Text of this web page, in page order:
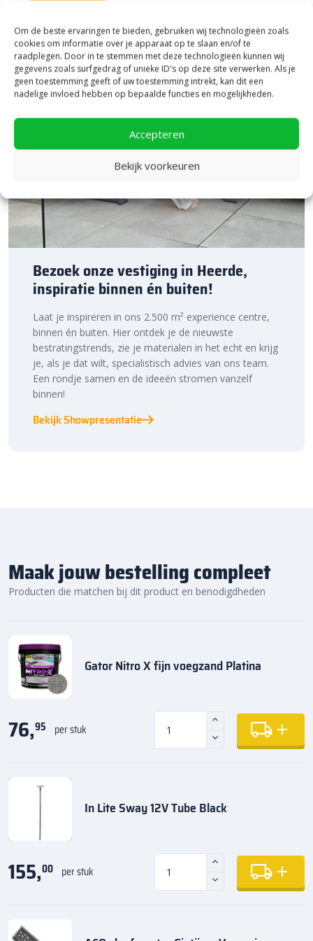
Om de beste ervaringen te bieden, gebruiken wij technologieën zoals
cookies om informatie over je apparaat op te slaan en/of te
raadplegen. Door in te stemmen met deze technologieën kunnen wij
gegevens zoals surfgedrag of unieke ID's op deze site verwerken. Als je
geen toestemming geeft of uw toestemming intrekt, kan dit een
nadelige invloed hebben op bepaalde functies en mogelijkheden.
Accepteren
Bekijk voorkeuren
Keramiek op onderbeton aanleggen
De GeoCeramica 80×80 tegels zijn gemakkelijk te verwerken. Dit
kan je namelijk in een normaal geëgaliseerd zandbed doen. Je
hebt dus geen speciale ondergrond nodig. De betonnen
Daarom leg je de tegels automatisch met de juiste afstand van
elkaar. Door af te voegen met
AquaColor Jointsvoegmiddel
wordt je terras mooi afgewerkt. Dit zorgt voor een strak
Door je terras op te sluiten metopsluitbandenzorg je voor extra
stevigheid. Dit voorkomt verschuiven en verzakken van de tegels.
Bestratingsmarkt.com: de beste prijs,
snelle levering
Bij Bestratingsmarkt.com ben je verzekerd van de beste prijs in
Nederland. Dankzij onze ruime voorraad en snelle levering kun je
ook nog eens snel aan de slag met jouw tuinproject. Bestel
daarom vandaag nog. Ontdek de hoogwaardige kwaliteit en
Bezoek onze vestiging in Heerde,
inspiratie binnen én buiten!
Laat je inspireren in ons 2.500 m² experience centre,
binnen én buiten. Hier ontdek je de nieuwste
bestratingstrends, zie je materialen in het echt en krijg
je, als je dat wilt, specialistisch advies van ons team.
Een rondje samen en de ideeën stromen vanzelf
binnen!
Bekijk Showpresentatie
Maak jouw bestelling compleet
Producten die matchen bij dit product en benodigdheden
Gator Nitro X fijn voegzand Platina
76,95 per stuk
In Lite Sway 12V Tube Black
155,00 per stuk